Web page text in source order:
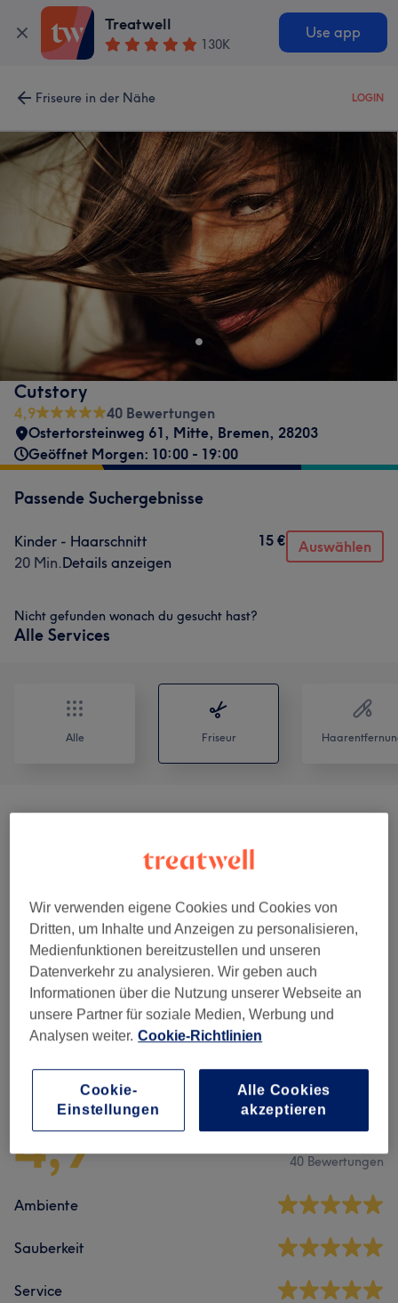
Treatwell
130K
Use app
Friseure in der Nähe LOGIN
Cutstory
4,9
40 Bewertungen
Ostertorsteinweg 61, Mitte, Bremen, 28203
Geöffnet Morgen: 10:00 - 19:00
Passende Suchergebnisse
Kinder - Haarschnitt
20 Min.Details anzeigen
15 € Auswählen
Nicht gefunden wonach du gesucht hast?
Alle Services
Alle Friseur
Damen - Farbe & Coloration (10)
Haarkuren & Pflege (1) 15 €
Herren - Haarschnitte & Stylings ( 11) ab 10 €
Kinder - Haarschnitte & Stylings (1) 15 €
Salonbewertungen
4,9 40 Bewertungen
Ambiente
Sauberkeit
Service
Wir verwenden eigene Cookies und Cookies von
Dritten, um Inhalte und Anzeigen zu personalisieren,
Medienfunktionen bereitzustellen und unseren
Datenverkehr zu analysieren. Wir geben auch
Informationen über die Nutzung unserer Webseite an
unsere Partner für soziale Medien, Werbung und
Analysen weiter. Cookie-Richtlinien
Cookie-
Einstellungen
Alle Cookies
akzeptieren